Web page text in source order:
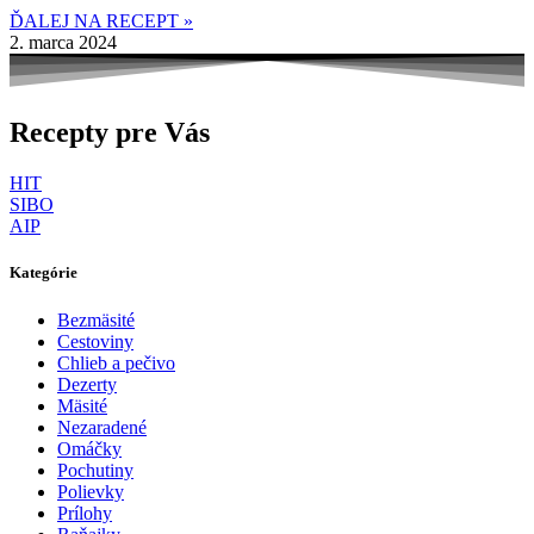
ĎALEJ NA RECEPT »
2. marca 2024
Recepty pre Vás
HIT
SIBO
AIP
Kategórie
Bezmäsité
Cestoviny
Chlieb a pečivo
Dezerty
Mäsité
Nezaradené
Omáčky
Pochutiny
Polievky
Prílohy